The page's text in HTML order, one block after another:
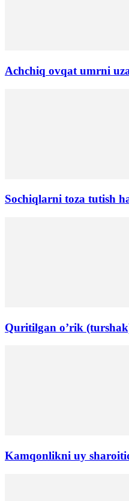
Аchchiq ovqat umrni
Sochiqlarni toza tutish
Quritilgan o’rik
Kamqonlikni uy